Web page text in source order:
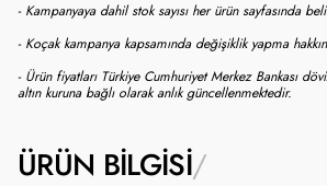
- Kampanyaya dahil stok sayısı her ürün sayfasında
- Koçak kampanya kapsamında değişiklik yapma
- Ürün fiyatları Türkiye Cumhuriyet Merkez Bankası
altın kuruna bağlı olarak anlık güncellenmektedir.
ÜRÜN BILGISI